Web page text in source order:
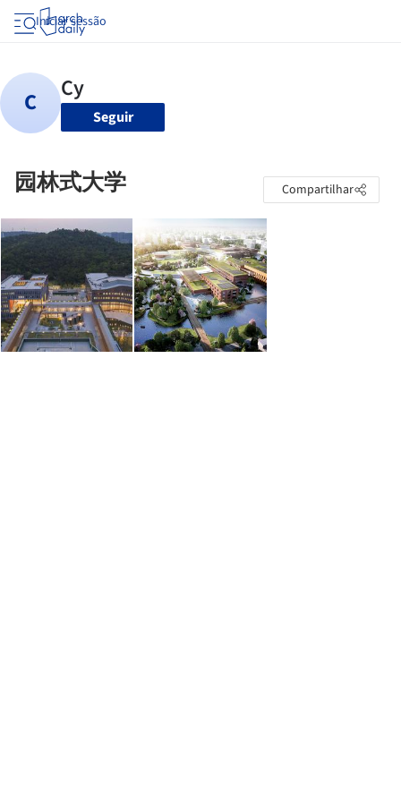
Iniciar sessão
Seguir
园林式大学 Compartilhar